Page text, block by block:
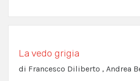
La vedo grigia
di Francesco Diliberto , Andrea